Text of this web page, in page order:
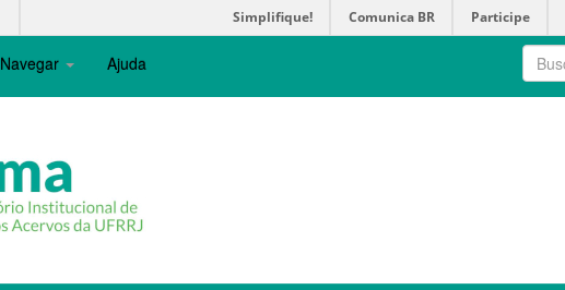
Simplifique! Comunica BR Participe
Navegar Ajuda